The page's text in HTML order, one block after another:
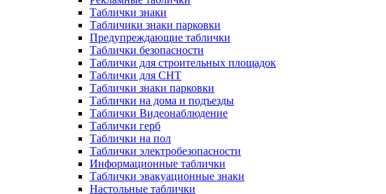
Таблички знаки
Табличики знаки парковки
Предупреждающие таблички
Таблички безопасности
Таблички для строительных площадок
Таблички для СНТ
Таблички знаки парковки
Таблички на дома и подъезды
Таблички Видеонаблюдение
Таблички герб
Таблички на пол
Таблички электробезопасности
Информационные таблички
Таблички эвакуационные знаки
Настольные таблички